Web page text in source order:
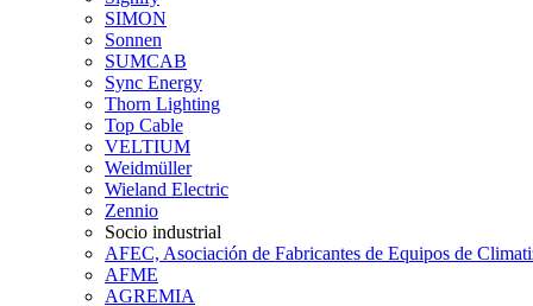
SIMON
Sonnen
SUMCAB
Sync Energy
Thorn Lighting
Top Cable
VELTIUM
Weidmüller
Wieland Electric
Zennio
Socio industrial
AFEC, Asociación de Fabricantes de Equipos de
AFME
AGREMIA